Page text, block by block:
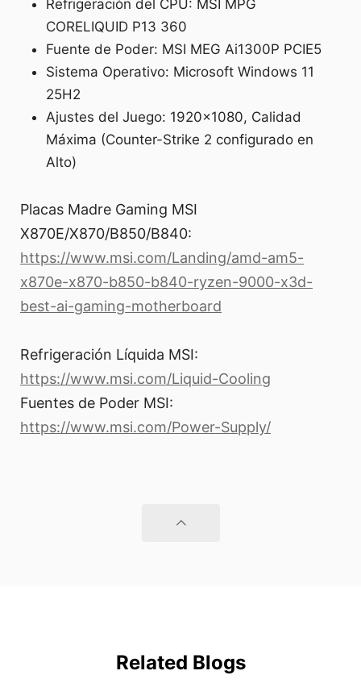
Refrigeración del CPU: MSI MPG
CORELIQUID P13 360
Fuente de Poder: MSI MEG Ai1300P PCIE5
Sistema Operativo: Microsoft Windows 11
25H2
Ajustes del Juego: 1920×1080, Calidad
Máxima (Counter-Strike 2 configurado en
Alto)
Placas Madre Gaming MSI
X870E/X870/B850/B840:
https://www.msi.com/Landing/amd-am5-
x870e-x870-b850-b840-ryzen-9000-x3d-
best-ai-gaming-motherboard
Refrigeración Líquida MSI:
https://www.msi.com/Liquid-Cooling
Fuentes de Poder MSI:
https://www.msi.com/Power-Supply/
Related Blogs